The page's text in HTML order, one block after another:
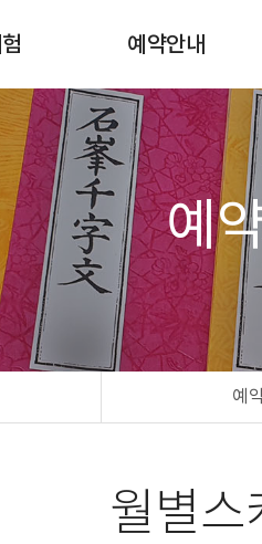
쇄
예약안내
월별스케줄확인
예약 및 예약확인
예약방법 & 비용안내
예
예
월별스